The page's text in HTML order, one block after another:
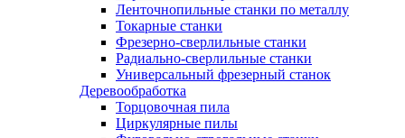
Ленточнопильные станки по металлу
Токарные станки
Фрезерно-сверлильные станки
Радиально-сверлильные станки
Универсальный фрезерный станок
Деревообработка
Торцовочная пила
Циркулярные пилы